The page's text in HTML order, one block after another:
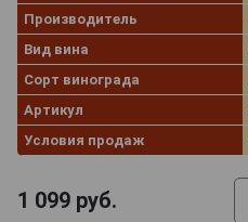
Производитель
Вид вина
Сорт винограда
Артикул
Условия продаж
1 099 руб.